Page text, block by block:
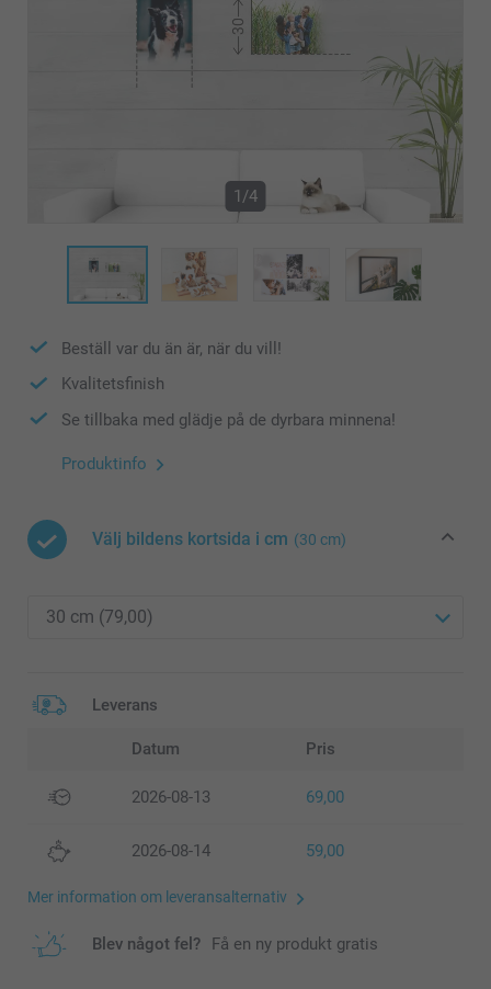
1/4
Beställ var du än är, när du vill!
Kvalitetsfinish
Se tillbaka med glädje på de dyrbara minnena!
Produktinfo
Välj bildens kortsida i cm (30 cm)
Leverans
Datum Pris
2026-08-13 69,00
2026-08-14 59,00
Mer information om leveransalternativ
Blev något fel? Få en ny produkt gratis